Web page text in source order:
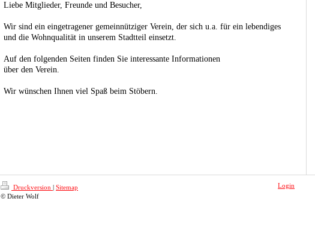
Liebe Mitglieder, Freunde und Besucher,
Wir sind ein eingetragener gemeinnütziger Verein, der sich u.a. für ein lebendiges
und die Wohnqualität in unserem Stadtteil einsetzt.
Auf den folgenden Seiten finden Sie interessante Informationen
über den Verein.
Wir wünschen Ihnen viel Spaß beim Stöbern.
Druckversion
Sitemap
© Dieter Wolf
Login